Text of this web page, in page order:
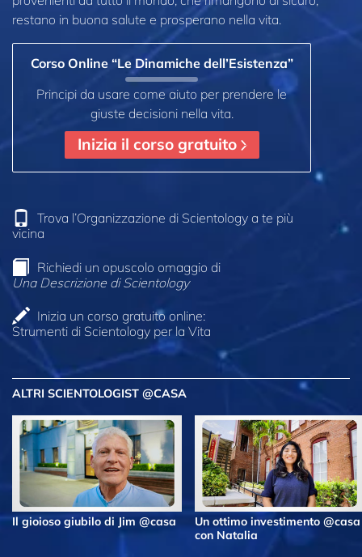
restano in buona salute e prosperano nella vita.
Corso Online “Le Dinamiche dell’Esistenza”
Principi da usare come aiuto per prendere le
giuste decisioni nella vita.
Inizia il corso gratuito
Trova l’Organizzazione di Scientology a te più
vicina
Richiedi un opuscolo omaggio di
Una Descrizione di Scientology
Inizia un corso gratuito online:
Strumenti di Scientology per la Vita
ALTRI SCIENTOLOGIST @CASA
Il gioioso giubilo di Jim @casa
Un ottimo investimento @casa
con Natalia